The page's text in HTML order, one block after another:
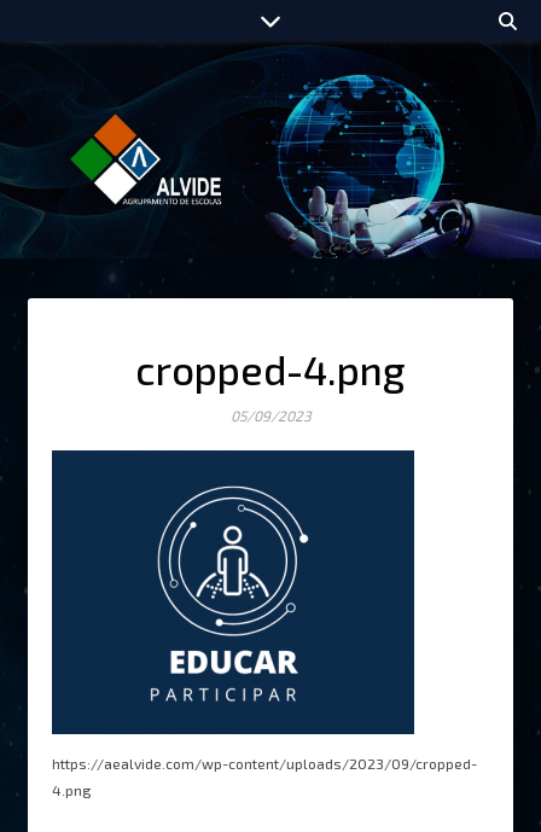
cropped-4.png
05/09/2023
https://aealvide.com/wp-content/uploads/2023/09/cropped-
4.png